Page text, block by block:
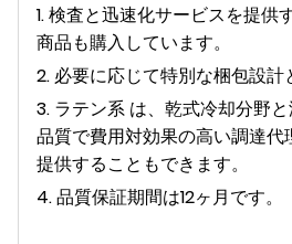
1. 検査と迅速化サービスを提供
商品も購入しています。
2. 必要に応じて特別な梱包設計
3. ラテン系 は、乾式冷却分野
品質で費用対効果の高い調達代
提供することもできます。
4. 品質保証期間は12ヶ月です。